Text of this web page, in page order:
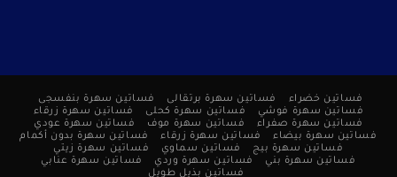
فساتين خضراء فساتين سهرة برتقالى
فساتين سهرة بنفسجى
فساتين سهرة فوشي
فساتين سهرة كحلى
فساتين سهرة زرقاء
فساتين سهرة صفراء
فساتين سهرة موف
فساتين سهرة عودي
فساتين سهرة بيضاء
فساتين سهرة زرقاء
فساتين سهرة بدون أكمام
فساتين سهرة بيج
فساتين سماوي
فساتين سهرة زيتي
فساتين سهرة بني
فساتين سهرة وردي
فساتين سهرة عنابي
فساتين بذيل طويل